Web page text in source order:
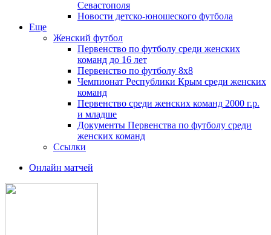
Севастополя
Новости детско-юношеского футбола
Еще
Женский футбол
Первенство по футболу среди женских
команд до 16 лет
Первенство по футболу 8х8
Чемпионат Республики Крым среди женских
команд
Первенство среди женских команд 2000 г.р.
и младше
Документы Первенства по футболу среди
женских команд
Ссылки
Онлайн матчей